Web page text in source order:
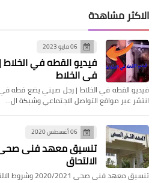
الاكثر مشاهدة
06 مايو 2023
فيديو القطه في
في الخلاط
فيديو القطه في الخلاط | رجل صيني يضع قطه في
انتشر عبر مواقع التواصل الاجتماعي وشبكة ال…
06 أغسطس 2020
الالتحاق
تنسيق معهد فنى صحى 2020/2021 وشروط الالتحاق ح…